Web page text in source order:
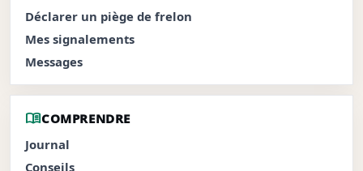
Déclarer un piège de frelon
Mes signalements
Messages
menu_bookCOMPRENDRE
Journal
Conseils